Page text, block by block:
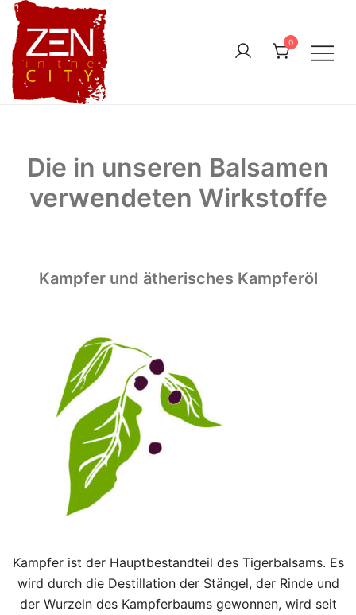
Skip
content
0
Die in unseren Balsamen
verwendeten Wirkstoffe
Kampfer und ätherisches Kampferöl
Kampfer ist der Hauptbestandteil des Tigerbalsams. Es
wird durch die Destillation der Stängel, der Rinde und
der Wurzeln des Kampferbaums gewonnen, wird seit